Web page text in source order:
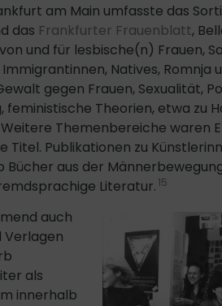
am Main umfasste das
das Frankfurter Frauenblatt,
und für lesbische(n) Frauen,
Natives, Romnja
gegen Frauen, Sexualität,
Theorien, etwa zu
Themenbereiche waren
Publikationen zu
aus der
Literatur. 15
auch
Verlagen
als
innerhalb